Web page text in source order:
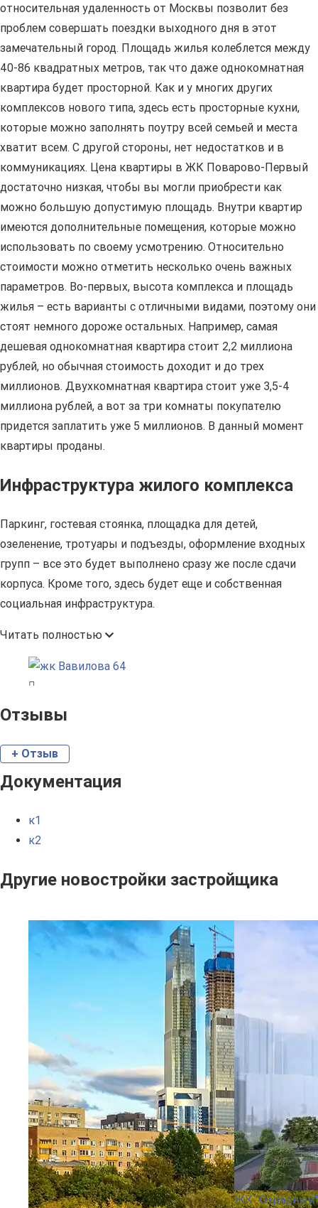
относительная удаленность от Москвы позволит без
проблем совершать поездки выходного дня в этот
замечательный город. Площадь жилья колеблется между
40-86 квадратных метров, так что даже однокомнатная
квартира будет просторной. Как и у многих других
комплексов нового типа, здесь есть просторные кухни,
которые можно заполнять поутру всей семьей и места
хватит всем. С другой стороны, нет недостатков и в
коммуникациях. Цена квартиры в ЖК Поварово-Первый
достаточно низкая, чтобы вы могли приобрести как
можно большую допустимую площадь. Внутри квартир
имеются дополнительные помещения, которые можно
использовать по своему усмотрению. Относительно
стоимости можно отметить несколько очень важных
параметров. Во-первых, высота комплекса и площадь
жилья – есть варианты с отличными видами, поэтому они
стоят немного дороже остальных. Например, самая
дешевая однокомнатная квартира стоит 2,2 миллиона
рублей, но обычная стоимость доходит и до трех
миллионов. Двухкомнатная квартира стоит уже 3,5-4
миллиона рублей, а вот за три комнаты покупателю
придется заплатить уже 5 миллионов. В данный момент
квартиры проданы.
Инфраструктура жилого комплекса
Паркинг, гостевая стоянка, площадка для детей,
озеленение, тротуары и подъезды, оформление входных
групп – все это будет выполнено сразу же после сдачи
корпуса. Кроме того, здесь будет еще и собственная
социальная инфраструктура.
Читать полностью
Отзывы
+ Отзыв
Документация
к1
к2
Другие новостройки застройщика
ЖК "Отрадный"